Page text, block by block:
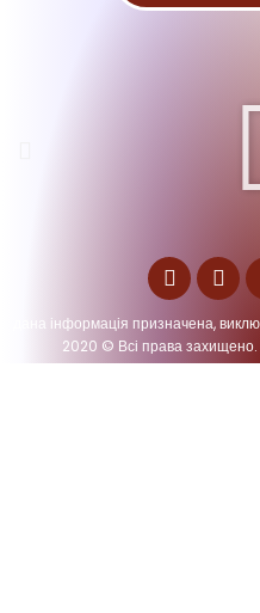
дана інформація призначена,
2020 © Всі права